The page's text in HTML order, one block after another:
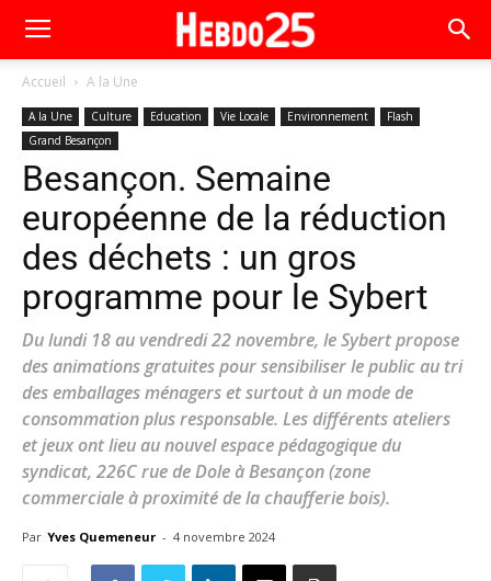
Accueil A la Une
A la Une Culture Education Vie Locale Environnement
Flash
Grand Besançon
Besançon. Semaine
européenne de la réduction
des déchets : un gros
programme pour le Sybert
Du lundi 18 au vendredi 22 novembre, le Sybert propose
des animations gratuites pour sensibiliser le public au tri
des emballages ménagers et surtout à un mode de
consommation plus responsable. Les différents ateliers
et jeux ont lieu au nouvel espace pédagogique du
syndicat, 226C rue de Dole à Besançon (zone
commerciale à proximité de la chaufferie bois).
Par Yves Quemeneur - 4 novembre 2024